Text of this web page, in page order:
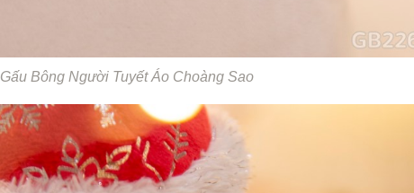
Gấu Bông Người Tuyết Áo Choàng Sao